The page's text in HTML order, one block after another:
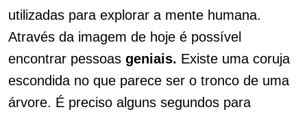
utilizadas para explorar a mente humana.
Através da imagem de hoje é possível
encontrar pessoas geniais. Existe uma coruja
escondida no que parece ser o tronco de uma
árvore. É preciso alguns segundos para